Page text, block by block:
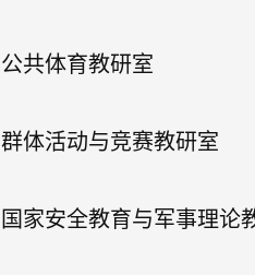
公共体育教研室
群体活动与竞赛教研室
国家安全教育与军事理论